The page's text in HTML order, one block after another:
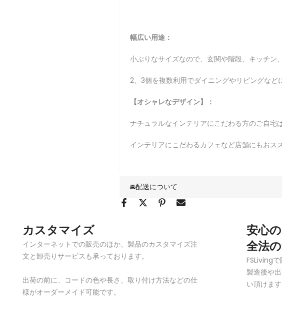
幅広い用途：
小ぶりなサイズなので、玄関や階段、キッチン
2、3個を複数利用でダイニングやリビングなど
【オシャレなデザイン】 ：
ナチュラルなインテリアにこだわる方のご自宅
インテリアにこだわるカフェなど店舗にもおス
🚘配送について
カスタマイズ
インターネットでの販売のほか、製品のカスタマイズ注
文と卸売りサービスも承っております。
出荷の前に、コードの色や長さ、取り付け方法などの仕
様がオーダーメイド可能です。
安心
全法
FSLivingで
製造後や
い頂けます